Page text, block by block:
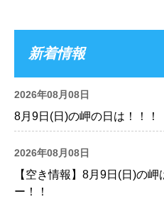
新着情報
2026年08月08日
8月9日(日)の岬の日は！！！
2026年08月08日
【空き情報】8月9日(日)の
ー！！